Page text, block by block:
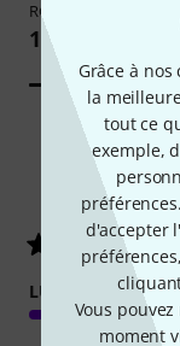
Grâce à
la
tout ce
exemple,
d'accepter
Vous
moment
RGB
199 €
16
LUMINOSITÉ